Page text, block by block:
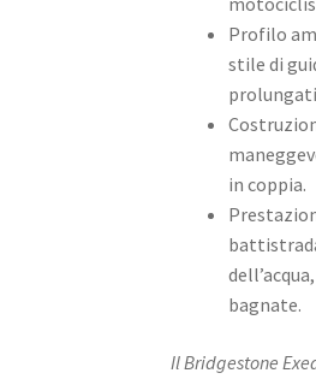
Profilo
stile di
in coppia. ​
bagnate. ​
Il Bridgestone